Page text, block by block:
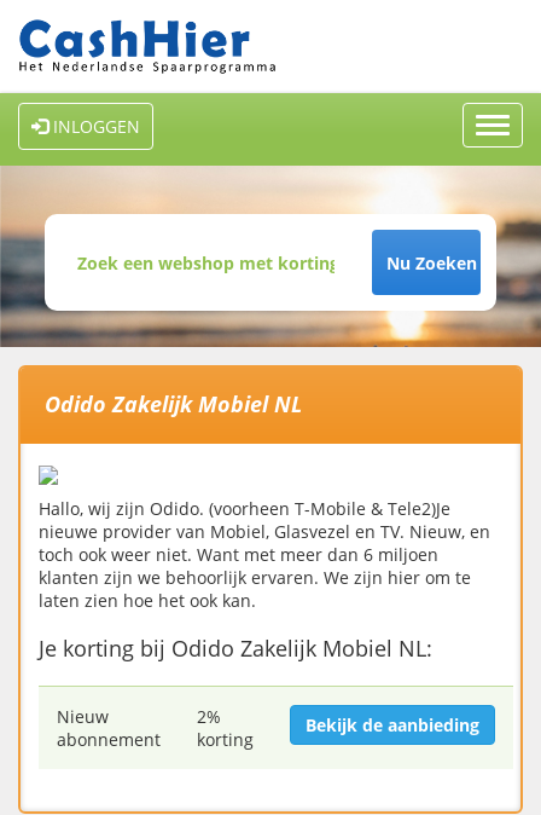
INLOGGEN
Nu Zoeken
Odido Zakelijk Mobiel NL
Hallo, wij zijn Odido. (voorheen T-Mobile & Tele2)Je
nieuwe provider van Mobiel, Glasvezel en TV. Nieuw, en
toch ook weer niet. Want met meer dan 6 miljoen
klanten zijn we behoorlijk ervaren. We zijn hier om te
laten zien hoe het ook kan.
Je korting bij Odido Zakelijk Mobiel NL:
Nieuw
abonnement
2%
korting
Bekijk de aanbieding